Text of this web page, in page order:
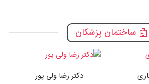
ساختمان پزشکان
دکتر رضا ولی پور